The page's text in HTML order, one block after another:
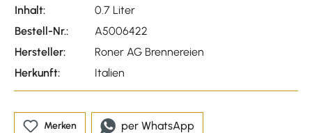
Inhalt:
0.7 Liter
Bestell-Nr.:
A5006422
Hersteller:
Roner AG Brennereien
Herkunft:
Italien
Merken per WhatsApp